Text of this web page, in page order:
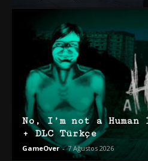
No, I’m not a
+ DLC Türkçe
GameOver - 7 Ağustos 2026